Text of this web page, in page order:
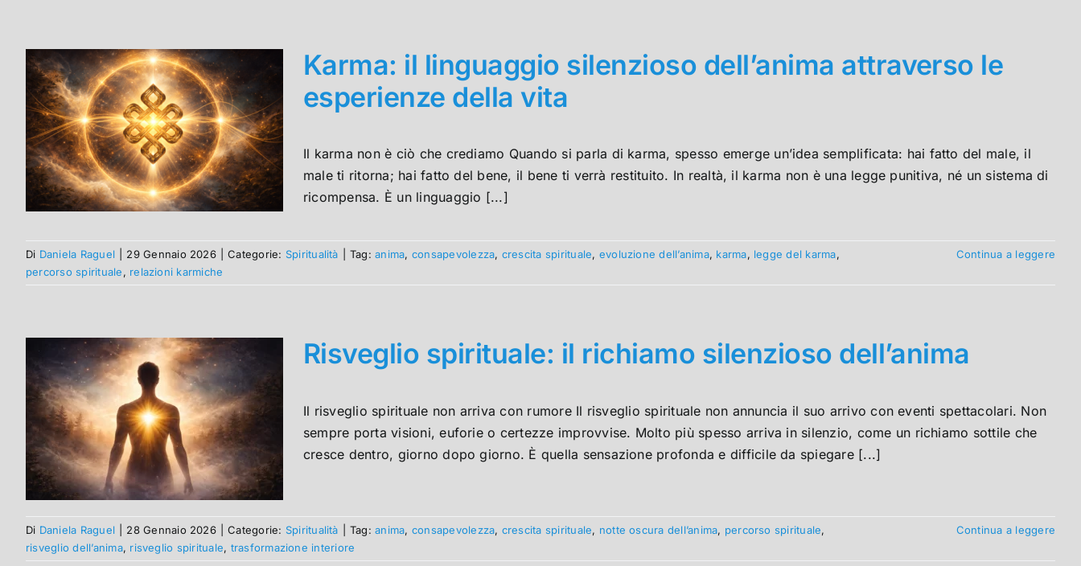
Karma: il linguaggio silenzioso dell’anima attraverso le
esperienze della vita
Il karma non è ciò che crediamo Quando si parla di karma, spesso emerge un’idea semplificata: hai fatto del male, il
male ti ritorna; hai fatto del bene, il bene ti verrà restituito. In realtà, il karma non è una legge punitiva, né un sistema di
ricompensa. È un linguaggio [...]
Di Daniela Raguel 29 Gennaio 2026 Categorie: Spiritualità Tag:anima, consapevolezza, crescita spirituale, evoluzione dell’anima, karma, legge del karma,
percorso spirituale, relazioni karmiche
Continua a leggere
Risveglio spirituale: il richiamo silenzioso dell’anima
Il risveglio spirituale non arriva con rumore Il risveglio spirituale non annuncia il suo arrivo con eventi spettacolari. Non
sempre porta visioni, euforie o certezze improvvise. Molto più spesso arriva in silenzio, come un richiamo sottile che
cresce dentro, giorno dopo giorno. È quella sensazione profonda e difficile da spiegare [...]
Di Daniela Raguel 28 Gennaio 2026 Categorie: Spiritualità Tag:anima, consapevolezza, crescita spirituale, notte oscura dell’anima, percorso spirituale,
risveglio dell’anima, risveglio spirituale, trasformazione interiore
Continua a leggere